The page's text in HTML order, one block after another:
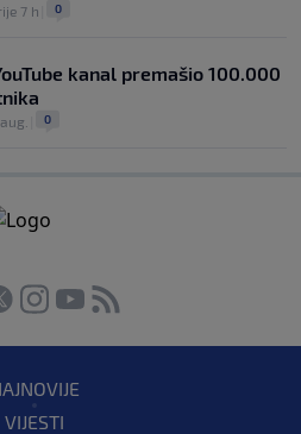
7 h 0
kanal premašio 100.000
0
VIJESTI